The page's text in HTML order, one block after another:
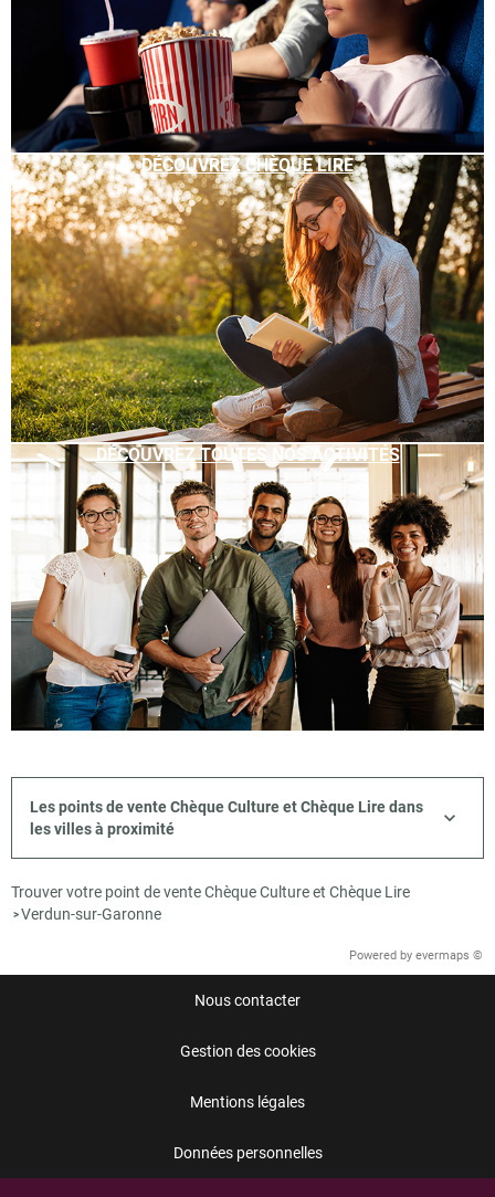
DÉCOUVREZ CHÈQUE LIRE
DÉCOUVREZ TOUTES NOS ACTIVITÉS
Les points de vente Chèque Culture et Chèque Lire dans
les villes à proximité
Trouver votre point de vente Chèque Culture et Chèque Lire
>Verdun-sur-Garonne
Powered by evermaps ©
Nous contacter
Gestion des cookies
Mentions légales
Données personnelles